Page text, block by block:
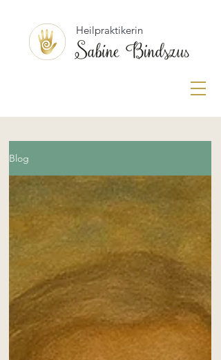
Heilpraktikerin
Blog